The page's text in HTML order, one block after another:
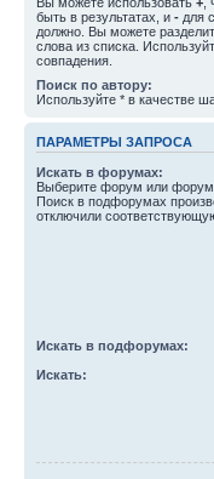
быть в результатах, и - для
должно. Вы можете
слова из списка.
совпадения.
Поиск по автору:
Используйте * в качестве
ПАРАМЕТРЫ ЗАПРОСА
Искать в форумах:
Выберите форум или
Поиск в подфорумах
отключили
Искать в подфорумах:
Искать: